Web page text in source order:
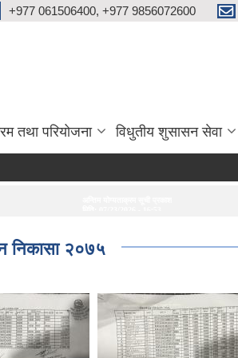
+977 061506400, +977 9856072600
तथा परियोजना विधुतीय शुसासन सेवा
निकासा २०७५